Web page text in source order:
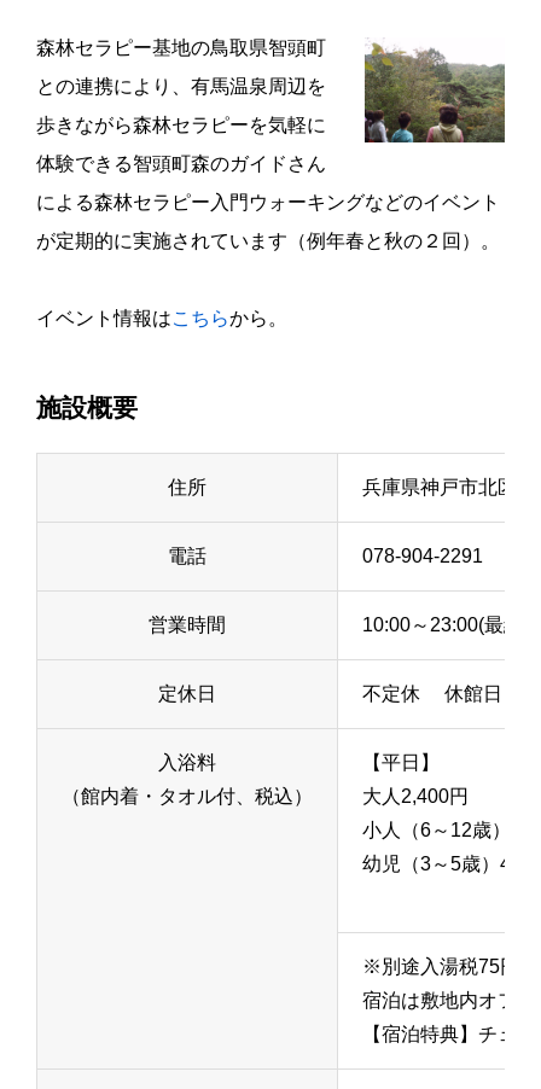
森林セラピー基地の鳥取県智頭町
との連携により、有馬温泉周辺を
歩きながら森林セラピーを気軽に
体験できる智頭町森のガイドさん
による森林セラピー入門ウォーキングなどのイベント
が定期的に実施されています（例年春と秋の２回）。
イベント情報はこちらから。
施設概要
住所 兵庫県神戸市北区
電話 078-904-2291
営業時間 10:00～23:00(最終
定休日 不定休 休館日：
入浴料
（館内着・タオル付、税込）
【平日】
大人2,400円
小人
（6～12歳）
幼児
（3～5歳） 400
※別途入湯税75円が
宿泊は敷地内オフ
【宿泊特典】チェ